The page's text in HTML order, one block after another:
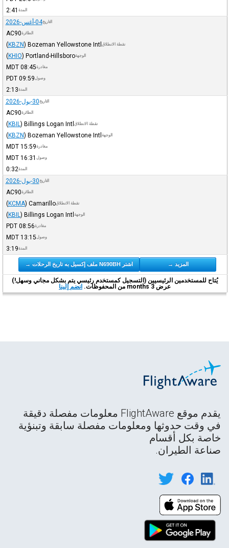
المدة 2:41
التاريخ04-أغس-2026
الطائرةAC90
نقطة الانطلاق Bozeman Yellowstone Intl
(KBZN)
الوجهةPortland-Hillsboro
(KHIO)
مغادرة08:45
MDT
وصول 09:59
PDT
المدة2:13
التاريخ30-يول-2026
الطائرةAC90
نقطة الانطلاق Billings Logan Intl
(KBIL )
الوجهة Bozeman Yellowstone Intl
(KBZN)
مغادرة15:59
MDT
وصول 16:31
MDT
المدة0:32
التاريخ30-يول-2026
الطائرةAC90
نقطة الانطلاقCamarillo
(KCMA)
الوجهة Billings Logan Intl
(KBIL )
مغادرة08:56
PDT
وصول 13:15
MDT
المدة3:19
المزيد → اشتر N690BH ملف إكسيل به تاريخ الرحلات →
يُتاح للمستخدمين الرئيسيين (التسجيل كمستخدم رئيسي يتم بشكل مجاني وسهل!)
عرض 3 months من المحفوظات.
انضم إلينا
يقدم موقع FlightAware معلومات مفصلة دقيقة
في وقت حدوثها ومعلومات مفصلة سابقة وتبنؤية
خاصة بكل أقسام
صناعة الطيران.